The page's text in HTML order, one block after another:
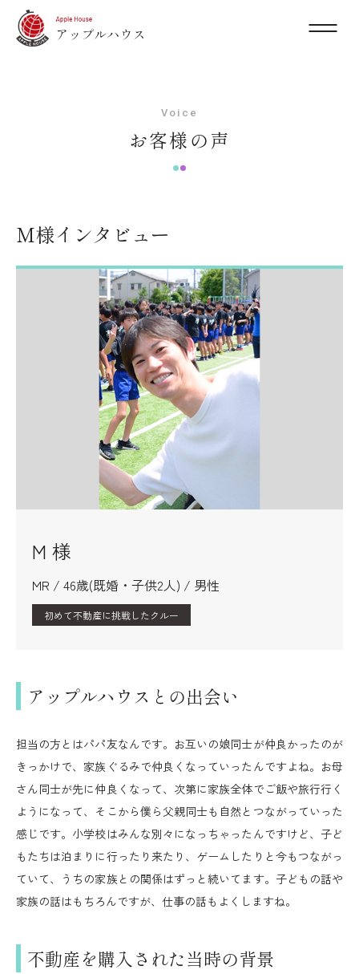
Voice
お客様の声
M様インタビュー
M 様
MR / 46歳(既婚・子供2人) / 男性
初めて不動産に挑戦したクルー
アップルハウスとの出会い
担当の方とはパパ友なんです。お互いの娘同士が仲良かったのが
きっかけで、家族ぐるみで仲良くなっていったんですよね。お母
さん同士が先に仲良くなって、次第に家族全体でご飯や旅行行く
ようになって、そこから僕ら父親同士も自然とつながっていった
感じです。小学校はみんな別々になっちゃったんですけど、子ど
もたちは泊まりに行ったり来たり、ゲームしたりと今もつながっ
ていて、うちの家族との関係はずっと続いてます。子どもの話や
家族の話はもちろんですが、仕事の話もよくしますね。
不動産を購入された当時の背景